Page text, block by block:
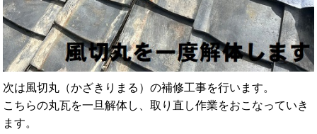
次は風切丸（かざきりまる）の補修工事を行います。
こちらの丸瓦を一旦解体し、取り直し作業をおこなっていき
ます。